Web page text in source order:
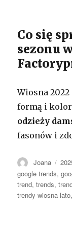
Co się
sezonu
Wiosna
formą i
odzieży
fasonów i
Autor
Joana
google trends,
trend,trends,
trendy wiosna lato